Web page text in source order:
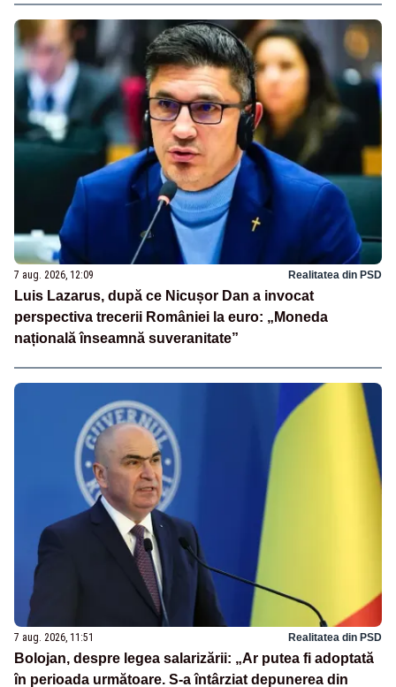
7 aug. 2026, 12:09 Realitatea din PSD
Luis Lazarus, după ce Nicușor Dan a invocat
perspectiva trecerii României la euro: „Moneda
națională înseamnă suveranitate”
7 aug. 2026, 11:51 Realitatea din PSD
Bolojan, despre legea salarizării: „Ar putea fi adoptată
în perioada următoare. S-a întârziat depunerea din